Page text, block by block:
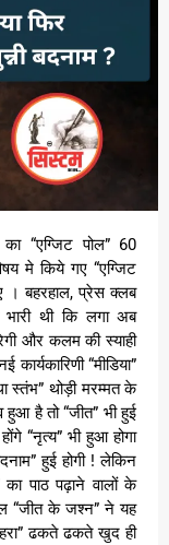
मे किये गए “एग्जिट
। बहरहाल, प्रेस क्लब
थी कि लगा अब
और कलम की स्याही
“मीडिया”
स्तंभ” थोड़ी मरम्मत के
हुआ है तो “जीत” भी हुई
“नृत्य” भी हुआ होगा
हुई होगी ! लेकिन
पाठ पढ़ाने वालों के
“जीत के जश्न” ने यह
ढकते ढकते खुद ही